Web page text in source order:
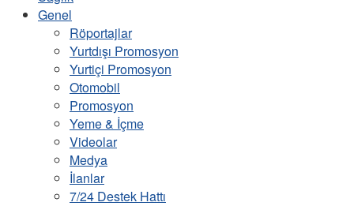
Genel
Röportajlar
Yurtdışı Promosyon
Yurtiçi Promosyon
Otomobil
Promosyon
Yeme & İçme
Videolar
Medya
İlanlar
7/24 Destek Hattı